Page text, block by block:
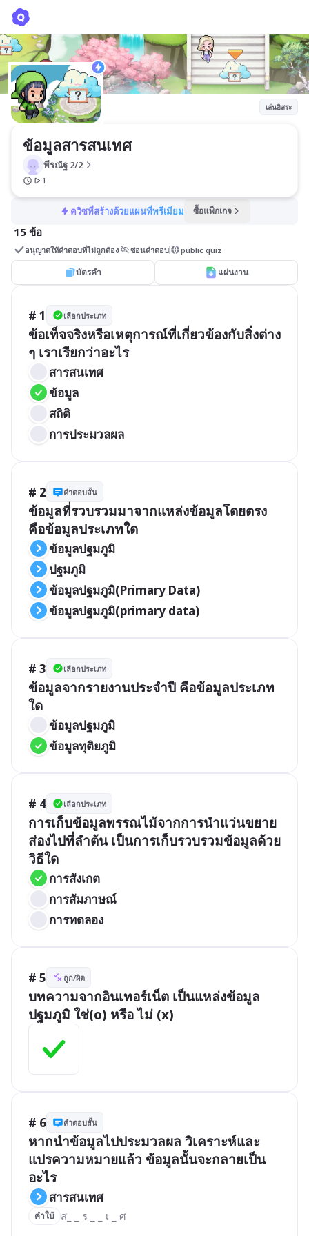
เล่นอิสระ
ข้อมูลสารสนเทศ
พีรณัฐ 2/2
1
ควิซที่สร้างด้วยแผนที่พรีเมียม ซื้อแพ็กเกจ
15 ข้อ
อนุญาตให้คำตอบที่ไม่ถูกต้อง ซ่อนคำตอบ public quiz
บัตรคำ แผ่นงาน
# 1 เลือกประเภท
ข้อเท็จจริงหรือเหตุการณ์ที่เกี่ยวข้องกับสิ่งต่าง
ๆ เราเรียกว่าอะไร
สารสนเทศ
ข้อมูล
สถิติ
การประมวลผล
# 2 คำตอบสั้น
ข้อมูลที่รวบรวมมาจากแหล่งข้อมูลโดยตรง
คือข้อมูลประเภทใด
ข้อมูลปฐมภูมิ
ปฐมภูมิ
ข้อมูลปฐมภูมิ(Primary Data)
ข้อมูลปฐมภูมิ(primary data)
# 3 เลือกประเภท
ข้อมูลจากรายงานประจำปี คือข้อมูลประเภท
ใด
ข้อมูลปฐมภูมิ
ข้อมูลทุติยภูมิ
# 4 เลือกประเภท
การเก็บข้อมูลพรรณไม้จากการนำแว่นขยาย
ส่องไปที่ลำต้น เป็นการเก็บรวบรวมข้อมูลด้วย
วิธีใด
การสังเกต
การสัมภาษณ์
การทดลอง
# 5 ถูก/ผิด
บทความจากอินเทอร์เน็ต เป็นแหล่งข้อมูล
ปฐมภูมิ ใช่(o) หรือ ไม่ (x)
# 6 คำตอบสั้น
หากนำข้อมูลไปประมวลผล วิเคราะห์และ
แปรความหมายแล้ว ข้อมูลนั้นจะกลายเป็น
อะไร
สารสนเทศ
คำใบ้ ส_ _ ร _ _ เ _ ศ